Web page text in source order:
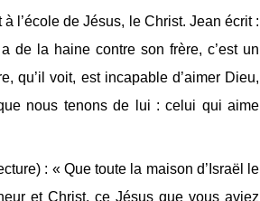
l’école de Jésus, le Christ. Jean écrit :
de la haine contre son frère, c’est un
qu’il voit, est incapable d’aimer Dieu,
nous tenons de lui : celui qui aime
: « Que toute la maison d’Israël le
et Christ, ce Jésus que vous aviez